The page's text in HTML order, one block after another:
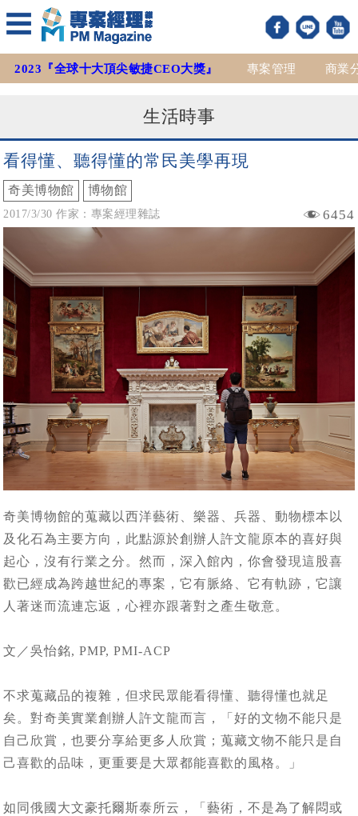
2023『全球十大頂尖敏捷CEO大獎』 專案管理 商業
生活時事
看得懂、聽得懂的常民美學再現
奇美博物館 博物館
2017/3/30 作家：專案經理雜誌 6454
奇美博物館的蒐藏以西洋藝術、樂器、兵器、動物標本以
及化石為主要方向，此點源於創辦人許文龍原本的喜好與
起心，沒有行業之分。然而，深入館內，你會發現這股喜
歡已經成為跨越世紀的專案，它有脈絡、它有軌跡，它讓
人著迷而流連忘返，心裡亦跟著對之產生敬意。
文／吳怡銘, PMP, PMI-ACP
不求蒐藏品的複雜，但求民眾能看得懂、聽得懂也就足
矣。對奇美實業創辦人許文龍而言，「好的文物不能只是
自己欣賞，也要分享給更多人欣賞；蒐藏文物不能只是自
己喜歡的品味，更重要是大眾都能喜歡的風格。」
如同俄國大文豪托爾斯泰所云，「藝術，不是為了解悶或